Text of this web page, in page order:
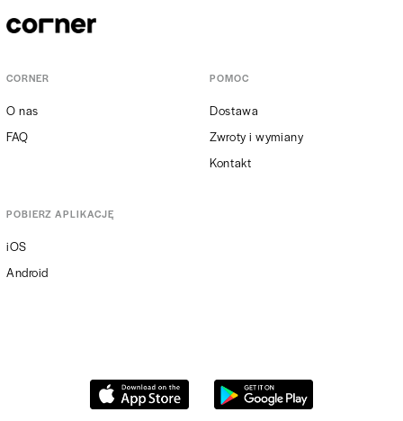
CORNER
O nas
FAQ
POMOC
Dostawa
Zwroty i wymiany
Kontakt
POBIERZ APLIKACJĘ
iOS
Android